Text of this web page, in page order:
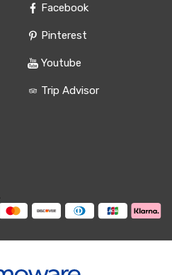
Facebook
Pinterest
Youtube
Trip Advisor